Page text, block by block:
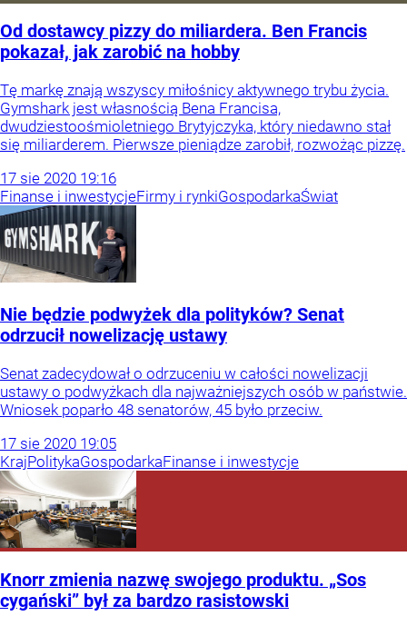
Od dostawcy pizzy do miliardera. Ben Francis
pokazał, jak zarobić na hobby
Tę markę znają wszyscy miłośnicy aktywnego trybu życia.
Gymshark jest własnością Bena Francisa,
dwudziestoośmioletniego Brytyjczyka, który niedawno stał
się miliarderem. Pierwsze pieniądze zarobił, rozwożąc pizzę.
17 sie 2020 19:16
Finanse i inwestycjeFirmy i rynkiGospodarkaŚwiat
Nie będzie podwyżek dla polityków? Senat
odrzucił nowelizację ustawy
Senat zadecydował o odrzuceniu w całości nowelizacji
ustawy o podwyżkach dla najważniejszych osób w państwie.
Wniosek poparło 48 senatorów, 45 było przeciw.
17 sie 2020 19:05
KrajPolitykaGospodarkaFinanse i inwestycje
Knorr zmienia nazwę swojego produktu. „Sos
cygański” był za bardzo rasistowski